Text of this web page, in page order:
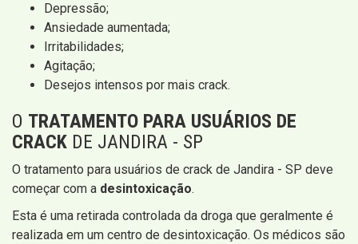
Depressão;
Ansiedade aumentada;
Irritabilidades;
Agitação;
Desejos intensos por mais crack.
O TRATAMENTO PARA USUÁRIOS DE
CRACK DE JANDIRA - SP
O tratamento para usuários de crack de Jandira - SP deve
começar com a desintoxicação.
Esta é uma retirada controlada da droga que geralmente é
realizada em um centro de desintoxicação. Os médicos são